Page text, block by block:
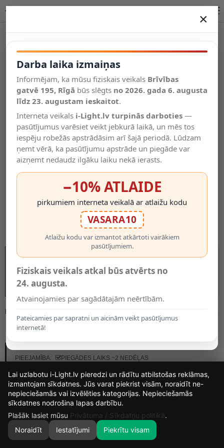
Salīdzināt
Vēlmju
saraksts
Valodas
0
MODELIS:
18.00€
PIEEJAMĪBA:
PIEGĀDES LAIKS ~2 NEDĒĻAS
×
Darba laika izmaiņas
Informējam, ka mūsu fiziskais veikals Brīvības
gatvē 195, Rīgā būs slēgts no 2026. gada 6. augusta
līdz 23. augustam ieskaitot.
Interneta veikals i-Light.lv turpinās darboties —
pasūtījumus varēsiet veikt jebkurā laikā, un mēs tos
iespēju robežās apstrādāsim arī šajā periodā. Lūdzam
ņemt vērā, ka pasūtījumu apstrāde un piegāde var
aizņemt nedaudz ilgāku laiku nekā ierasts.
−10% ATLAIDE
pirkumiem interneta veikalā ar atlaižu kodu
VASARA10
Atlaižu kodu var izmantot atkārtoti vairākiem
pasūtījumiem.
Fiziskais veikals atkal būs atvērts no
24. augusta.
Atvainojamies par sagādātajām neērtībām.
Pateicamies par sapratni un aicinām veikt pasūtījumus
internetā!
15
DIENAS
14
STUNDAS
57
MIN.
47
Lai uzlabotu i-Light.lv pieredzi un rādītu atbilstošas reklāmas,
izmantojam sīkdatnes. Jūs varat piekrist visām, noraidīt ne-
nepieciešamās vai izvēlēties kategorijas. Nepieciešamās
sīkdatnes nodrošina lapas darbību.
Plašāk lasiet mūsu Privātuma / Sīkdatņu politikā.
Noraidīt
Iestatījumi Piekrītu visam